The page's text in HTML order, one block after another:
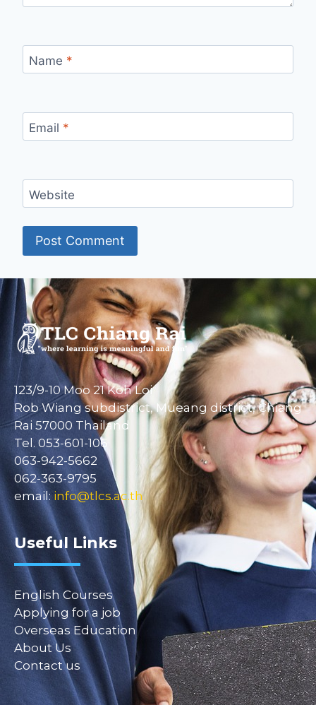
Name *
Email *
Website
123/9-10 Moo 21 Koh Loi
Rob Wiang subdistrict, Mueang district, Chiang
Rai 57000 Thailand
Tel. 053-601-106
063-942-5662
062-363-9795
email: info@tlcs.ac.th
Useful Links
English Courses
Applying for a job
Overseas Education
About Us
Contact us